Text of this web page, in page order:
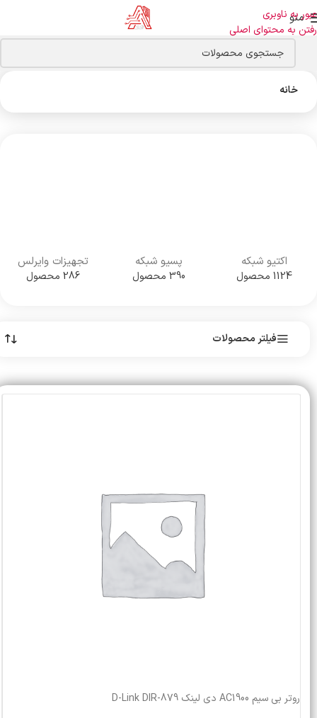
عبور به ناوبری
رفتن به محتوای اصلی
منو
خانه
اکتیو شبکه
1124 محصول
پسیو شبکه
390 محصول
تجهیزات وایرلس
286 محصول
فیلتر محصولات
روتر بی سیم AC1900 دی لینک D-Link DIR-879